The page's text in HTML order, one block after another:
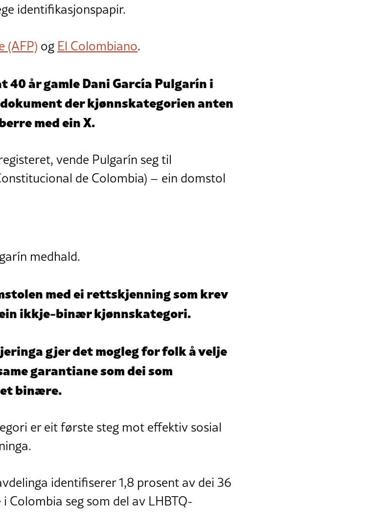
identifikasjonspapir.
(AFP) og El Colombiano.
40 år gamle Dani GarcíaPulgaríni
der kjønnskategorien anten
med ein X.
vende Pulgarín seg til
de Colombia) – ein domstol
medhald.
med ei rettskjenning som krev
ikkje-binær kjønnskategori.
gjer det mogleg for folk å velje
garantiane som dei som
binære.
er eit første steg mot effektiv sosial
identifiserer 1,8 prosent av dei 36
Colombia seg som del av LHBTQ-